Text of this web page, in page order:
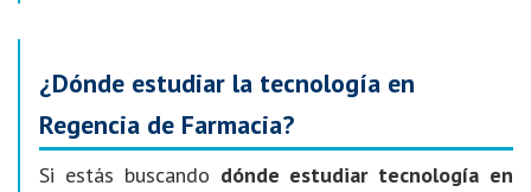
¿Dónde estudiar la tecnología en
Regencia de Farmacia?
Si estás buscando dónde estudiar tecnología en